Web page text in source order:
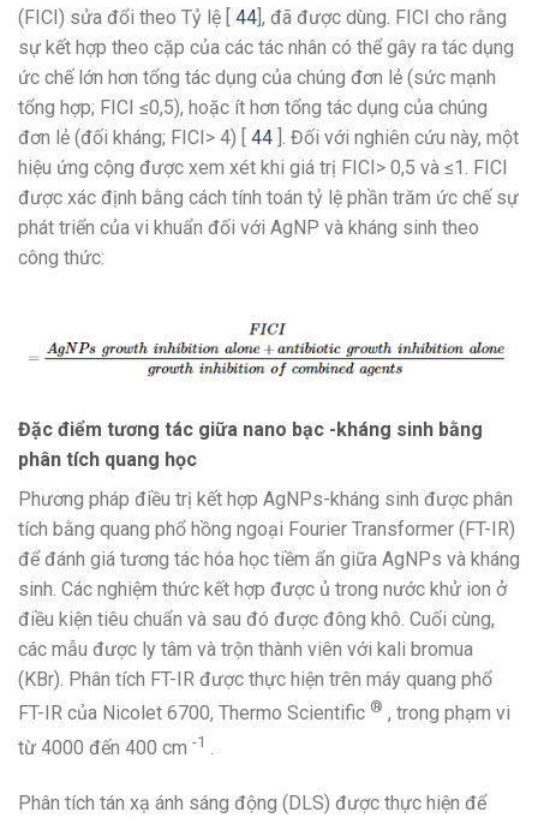
(FICI) sửa đổi theo Tỷ lệ [ 44 ], đã được dùng. FICI cho rằng
sự kết hợp theo cặp của các tác nhân có thể gây ra tác dụng
ức chế lớn hơn tổng tác dụng của chúng đơn lẻ (sức mạnh
tổng hợp; FICI ≤0,5), hoặc ít hơn tổng tác dụng của chúng
đơn lẻ (đối kháng; FICI> 4) [ 44 ]. Đối với nghiên cứu này, một
hiệu ứng cộng được xem xét khi giá trị FICI> 0,5 và ≤1. FICI
được xác định bằng cách tính toán tỷ lệ phần trăm ức chế sự
phát triển của vi khuẩn đối với AgNP và kháng sinh theo
công thức:
Đặc điểm tương tác giữa nano bạc -kháng sinh bằng
phân tích quang học
Phương pháp điều trị kết hợp AgNPs-kháng sinh được phân
tích bằng quang phổ hồng ngoại Fourier Transformer (FT-IR)
để đánh giá tương tác hóa học tiềm ẩn giữa AgNPs và kháng
sinh. Các nghiệm thức kết hợp được ủ trong nước khử ion ở
điều kiện tiêu chuẩn và sau đó được đông khô. Cuối cùng,
các mẫu được ly tâm và trộn thành viên với kali bromua
(KBr). Phân tích FT-IR được thực hiện trên máy quang phổ
FT-IR của Nicolet 6700, Thermo Scientific ® , trong phạm vi
từ 4000 đến 400 cm -1 .
Phân tích tán xạ ánh sáng động (DLS) được thực hiện để